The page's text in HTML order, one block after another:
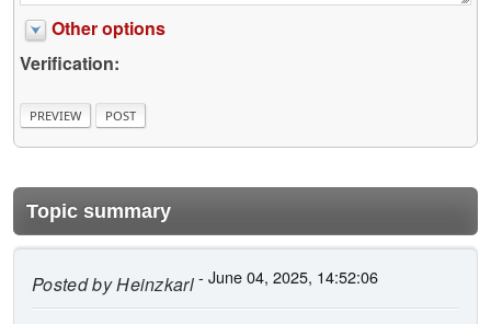
Other options
Verification:
Topic summary
Posted byHeinzkarl- June 04, 2025, 14:52:06